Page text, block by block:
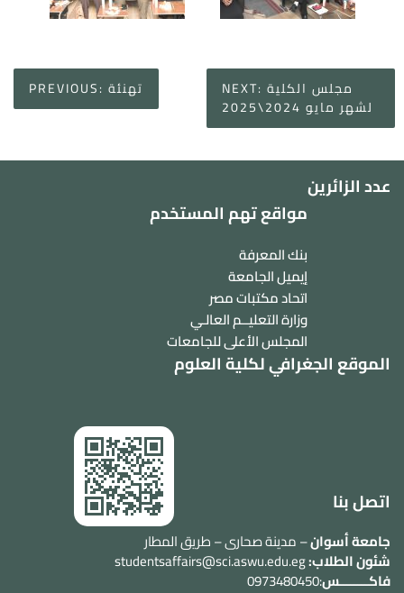
Post
navigation
PREVIOUS: تهنئة NEXT: مجلس الكلية
لشهر مايو 2024\2025
عدد الزائرين
مواقع تهم المستخدم
بنك المعرفة
إيميل الجامعة
اتحاد مكتبات مصر
وزارة التعليــم العالـي
المجلس الأعلى للجامعات
الموقع الجغرافي لكلية العلوم
اتصل بنا
جامعة أسوان– مدينة صحارى – طريق المطار
شئون الطلاب:studentsaffairs@sci.aswu.edu.eg
فاكــــــــس:0973480450